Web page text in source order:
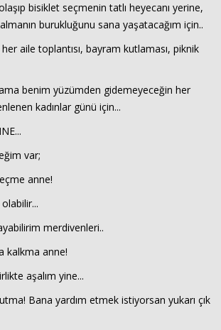
bisiklet seçmenin tatlı heyecanı yerine,
burukluğunu sana yaşatacağım için..
her aile toplantısı, bayram kutlaması, piknik
ama benim yüzümden gidemeyeceğin her
kadınlar günü için...
var;
anne!
merdivenleri..
kalkma anne!
aşalım yine...
Bana yardım etmek istiyorsan yukarı çık